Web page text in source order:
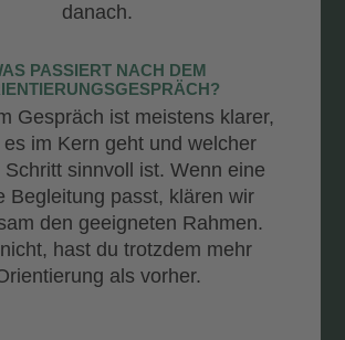
danach.
PASSIERT NACH DEM
Gespräch ist meistens klarer,
im Kern geht und welcher
Schritt sinnvoll ist. Wenn eine
Begleitung passt, klären wir
den geeigneten Rahmen.
hast du trotzdem mehr
als vorher.